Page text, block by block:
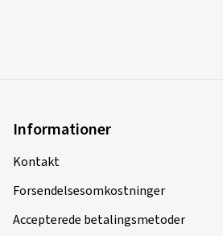
Informationer
Kontakt
Forsendelsesomkostninger
Accepterede betalingsmetoder